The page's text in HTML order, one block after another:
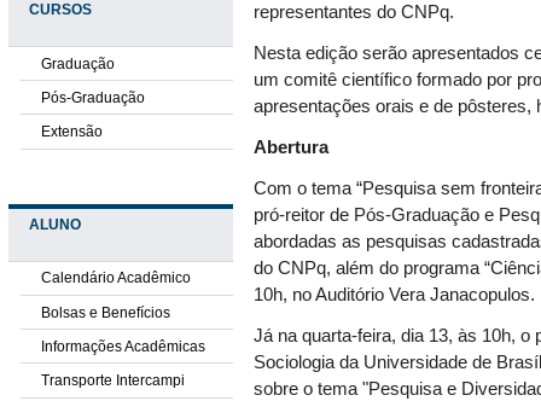
CURSOS
Graduação
Pós-Graduação
Extensão
ALUNO
Calendário Acadêmico
Bolsas e Benefícios
Informações Acadêmicas
Transporte Intercampi
representantes do CNPq.
Nesta edição serão apresentados
um comitê científico formado por
apresentações orais e de pôsteres,
Abertura
Com o tema “Pesquisa sem
pró-reitor de Pós-Graduação e
abordadas as pesquisas
do CNPq, além do programa
10h, no Auditório Vera Janacopulos.
Já na quarta-feira, dia 13, às 10h, o
Sociologia da Universidade de
sobre o tema "Pesquisa e